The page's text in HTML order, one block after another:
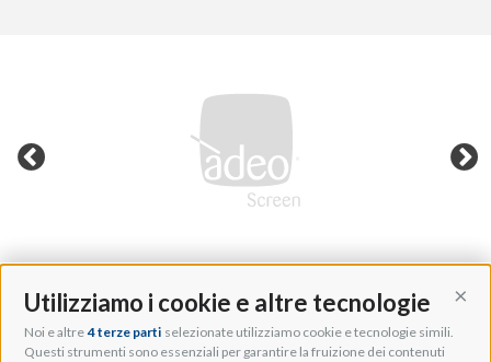
Utilizziamo i cookie e altre tecnologie
Noi e altre 4 terze parti selezionate utilizziamo cookie e tecnologie simili.
Questi strumenti sono essenziali per garantire la fruizione dei contenuti
Adeo Group S.r.l.